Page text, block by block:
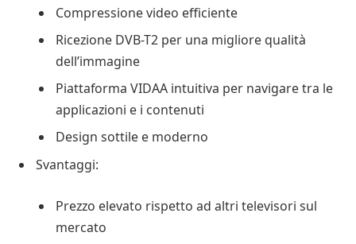
Compressione video efficiente
Ricezione DVB-T2 per una migliore qualità
dell’immagine
Piattaforma VIDAA intuitiva per navigare tra le
applicazioni e i contenuti
Design sottile e moderno
Svantaggi:
Prezzo elevato rispetto ad altri televisori sul
mercato